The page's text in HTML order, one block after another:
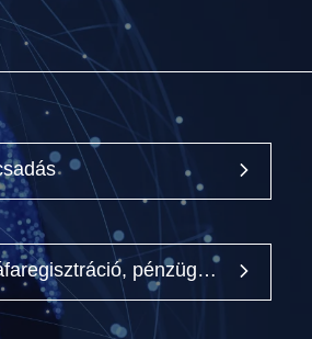
Adó- és áfaregisztráció, pénzügyi képviselet